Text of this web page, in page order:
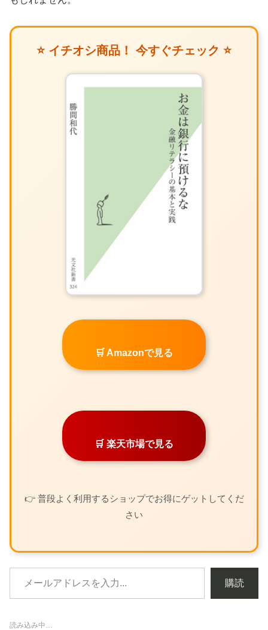
⭐ イチオシ商品！ 今すぐチェック ⭐
🛒 Amazonで見る
🛒 楽天市場で見る
👉 普段よく利用するショップでお得にゲットしてくだ
さい
購読
読み込み中…